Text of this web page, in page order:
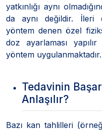
yatkınlığı aynı
da aynı değildir. İleri
yöntem denen özel
doz ayarlaması
yöntem uygulanmaktadır.
Tedavinin
Anlaşılır?
Bazı kan tahlilleri